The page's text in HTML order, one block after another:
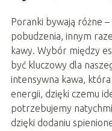
Poranki bywają różne
pobudzenia, innym
kawy. Wybór między
być kluczowy dla
intensywna kawa,
energii, dzięki czemu
potrzebujemy
dzięki dodaniu